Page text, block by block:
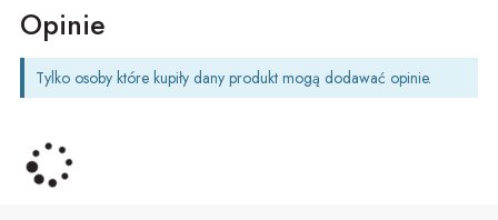
Opinie
Tylko osoby które kupiły dany produkt mogą dodawać opinie.